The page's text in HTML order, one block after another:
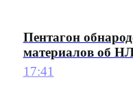
Пентагон
материалов об
17:41